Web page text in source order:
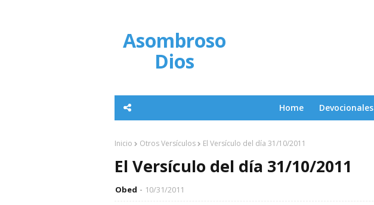
Asombroso
Dios
Home Devocionales
Inicio Otros Versículos El Versículo del día 31/10/2011
El Versículo del día 31/10/2011
Obed 10/31/2011